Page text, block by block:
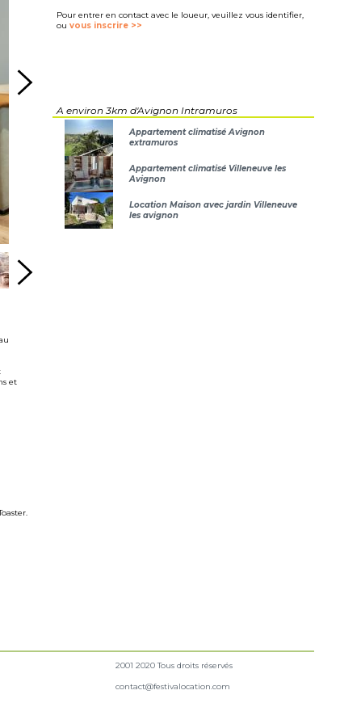
et
Pour entrer en contact avec le loueur, veuillez vous identifier,
ou vous inscrire >>
A environ 3km d'Avignon Intramuros
Appartement climatisé Avignon
extramuros
Appartement climatisé Villeneuve les
Avignon
Location Maison avec jardin Villeneuve
les avignon
2001 2020 Tous droits réservés
contact@festivalocation.com